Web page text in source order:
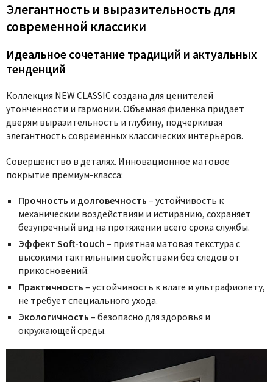
Элегантность и выразительность для
современной классики
Идеальное сочетание традиций и актуальных
тенденций
Коллекция NEW CLASSIC создана для ценителей
утонченности и гармонии. Объемная филенка придает
дверям выразительность и глубину, подчеркивая
элегантность современных классических интерьеров.
Совершенство в деталях. Инновационное матовое
покрытие премиум-класса:
Прочность и долговечность – устойчивость к
механическим воздействиям и истиранию, сохраняет
безупречный вид на протяжении всего срока службы.
Эффект Soft-touch – приятная матовая текстура с
высокими тактильными свойствами без следов от
прикосновений.
Практичность – устойчивость к влаге и ультрафиолету,
не требует специального ухода.
Экологичность – безопасно для здоровья и
окружающей среды.